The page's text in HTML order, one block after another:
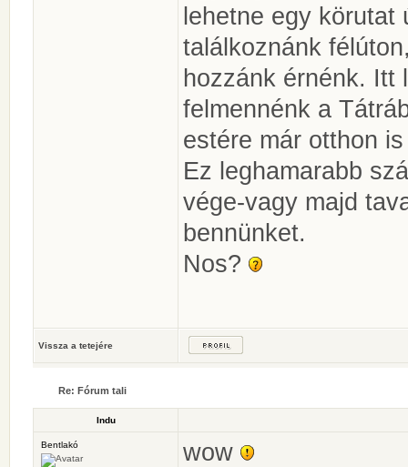
lehetne egy körutat
találkoznánk
hozzánk érnénk. Itt
felmennénk a
estére már otthon
Ez leghamarabb
vége-vagy majd
bennünket.
Nos?
Vissza a tetejére
Re: Fórum tali
Indu
Bentlakó wow